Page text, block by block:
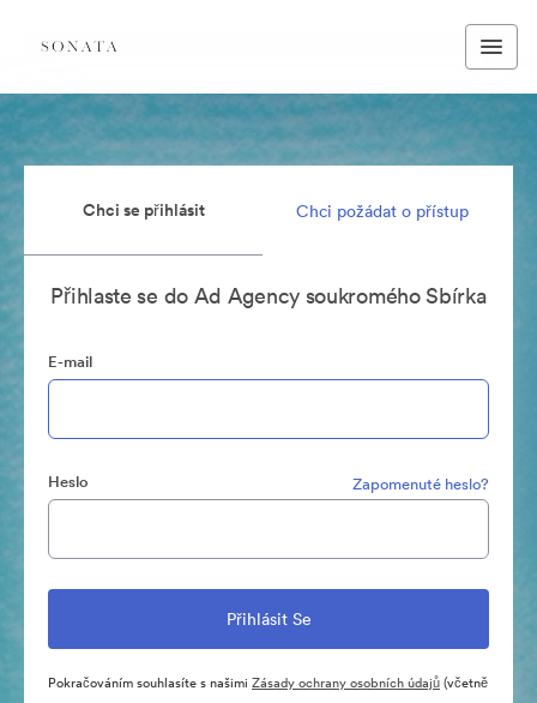
Chci se přihlásit Chci požádat o přístup
Přihlaste se do Ad Agency soukromého Sbírka
E-mail
Heslo Zapomenuté heslo?
Pokračováním souhlasíte s našimi Zásady ochrany osobních údajů(včetně